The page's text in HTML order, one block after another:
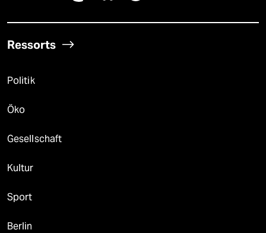
Ressorts
Politik
Öko
Gesellschaft
Kultur
Sport
Berlin